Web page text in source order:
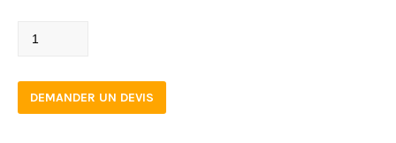
PJ1150/8
DEMANDER UN DEVIS